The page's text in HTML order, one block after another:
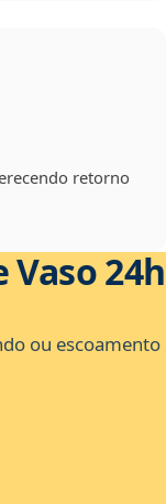
retorno
24h
ou escoamento